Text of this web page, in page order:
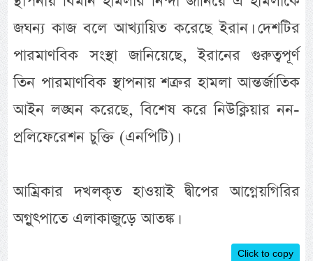
জঘন্য কাজ বলে আখ্যায়িত করেছে ইরান। দেশটির
পারমাণবিক সংস্থা জানিয়েছে, ইরানের গুরুত্বপূর্ণ
তিন পারমাণবিক স্থাপনায় শক্রর হামলা আন্তর্জাতিক
আইন লঙ্ঘন করেছে, বিশেষ করে নিউক্লিয়ার নন-
প্রলিফেরেশন চুক্তি (এনপিটি)।
আম্রিকার দখলকৃত হাওয়াই দ্বীপের আগ্নেয়গিরির
অগ্নুৎপাতে এলাকাজুড়ে আতঙ্ক।
Click to copy